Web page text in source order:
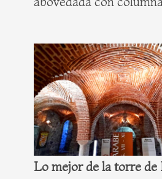
Lo mejor de la torre de